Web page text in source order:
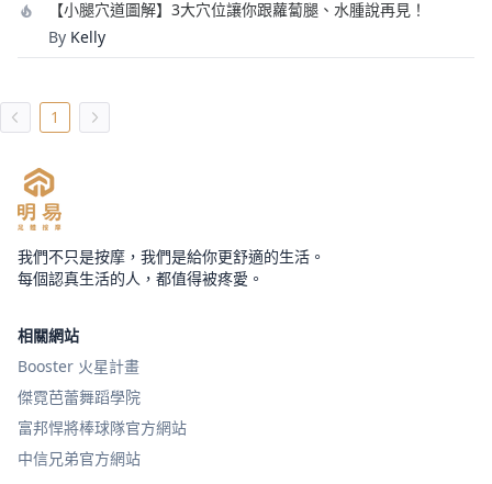
【小腿穴道圖解】3大穴位讓你跟蘿蔔腿、水腫說再見！
By Kelly
1
我們不只是按摩，我們是給你更舒適的生活。
每個認真生活的人，都值得被疼愛。
相關網站
Booster 火星計畫
傑霓芭蕾舞蹈學院
富邦悍將棒球隊官方網站
中信兄弟官方網站